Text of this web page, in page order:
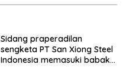
Sidang praperadilan
sengketa PT San Xiong Steel
Indonesia memasuki babak